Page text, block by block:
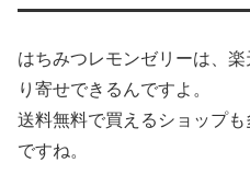
はちみつレモンゼリーは、
り寄せできるんですよ。
送料無料で買えるショップ
ですね。